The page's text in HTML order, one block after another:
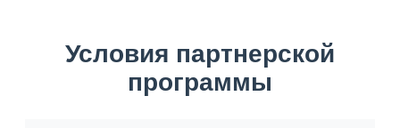
Условия партнерской
программы